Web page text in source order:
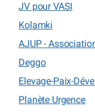
JV pour VASI
Kolamki
AJUP -
Deggo
Elevage-Paix-
Planète Urgence